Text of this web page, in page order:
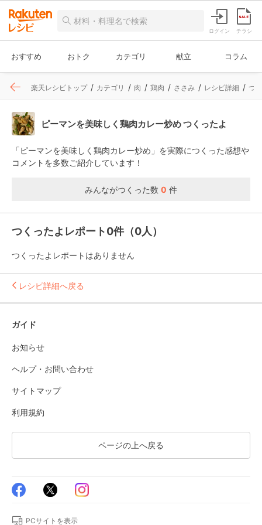
ログイン チラシ
おすすめ おトク カテゴリ 献立 コラム
楽天レシピトップ カテゴリ 肉 鶏肉 ささみ レシピ詳細 つ
ピーマンを美味しく鶏肉カレー炒め つくったよ
「ピーマンを美味しく鶏肉カレー炒め」を実際につくった感想や
コメントを多数ご紹介しています！
みんながつくった数 0 件
つくったよレポート0件（0人）
つくったよレポートはありません
レシピ詳細へ戻る
ガイド
お知らせ
ヘルプ・お問い合わせ
サイトマップ
利用規約
ページの上へ戻る
PCサイトを表示